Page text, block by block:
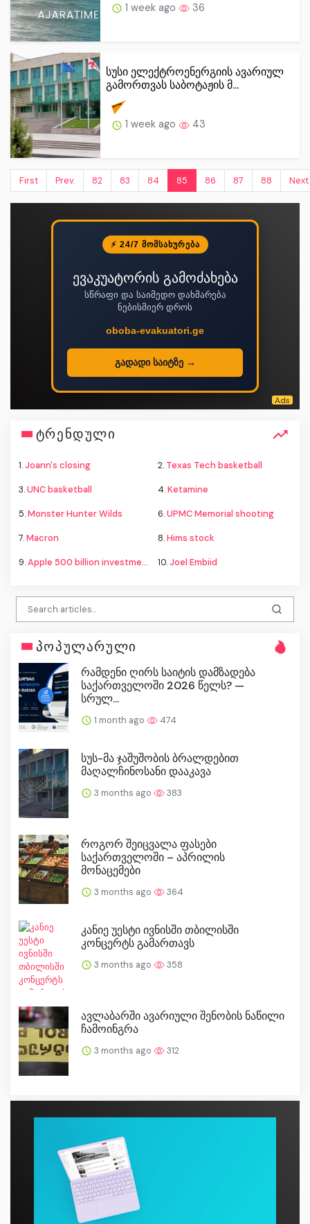
1 week ago 36
სუსი ელექტროენერგიის ავარიულ
გამორთვას საბოტაჟის მ...
1 week ago 43
First Prev. 82 83 84 85 86 87 88 Next
⚡ 24/7 ᲛᲝᲛᲡᲐᲮᲣᲠᲔᲑᲐ
ევაკუატორის გამოძახება
სწრაფი და საიმედო დახმარება
ნებისმიერ დროს
oboba-evakuatori.ge
გადადი საიტზე →
ტრენდული
1.Joann's closing 2. Texas Tech basketball
3.UNC basketball 4.Ketamine
5.Monster Hunter Wilds 6.UPMC Memorial shooting
7.Macron 8.Hims stock
9.Apple 500 billion investment 10.Joel Embiid
პოპულარული
რამდენი ღირს საიტის დამზადება
საქართველოში 2026 წელს? —
სრულ...
1 month ago 474
სუს-მა ჯაშუშობის ბრალდებით
მაღალჩინოსანი დააკავა
3 months ago 383
როგორ შეიცვალა ფასები
საქართველოში – აპრილის
მონაცემები
3 months ago 364
კანიე უესტი ივნისში თბილისში
კონცერტს გამართავს
3 months ago 358
ავლაბარში ავარიული შენობის ნაწილი
ჩამოინგრა
3 months ago 312